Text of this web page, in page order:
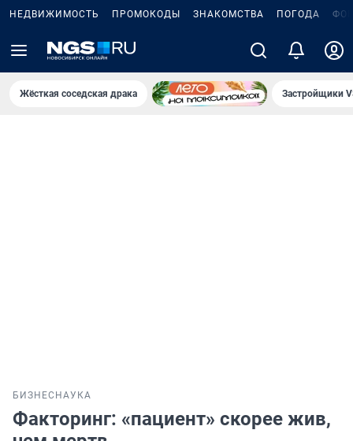
НЕДВИЖИМОСТЬ ПРОМОКОДЫ ЗНАКОМСТВА ПОГОДА
Жёсткая соседская драка Застройщики
БИЗНЕС НАУКА
Факторинг: «пациент» скорее жив,